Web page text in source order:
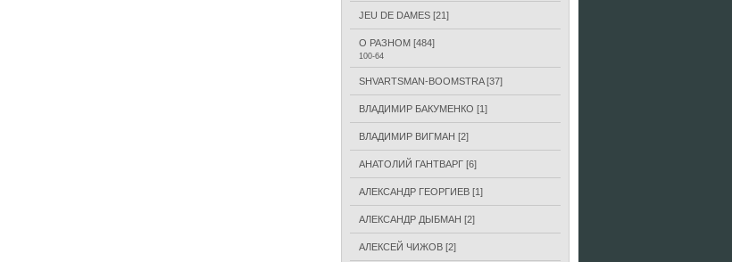
JEU DE DAMES [21]
О РАЗНОМ [484]
100-64
SHVARTSMAN-BOOMSTRA [37]
ВЛАДИМИР БАКУМЕНКО [1]
ВЛАДИМИР ВИГМАН [2]
АНАТОЛИЙ ГАНТВАРГ [6]
АЛЕКСАНДР ГЕОРГИЕВ [1]
АЛЕКСАНДР ДЫБМАН [2]
АЛЕКСЕЙ ЧИЖОВ [2]